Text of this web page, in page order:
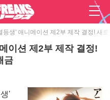
등생' 애니메이션 제2부 제작 결정! 새
이션 제2부 제작 결정!
금
'